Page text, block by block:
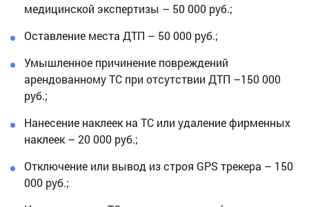
медицинской экспертизы – 50 000 руб.;
Оставление места ДТП – 50 000 руб.;
Умышленное причинение повреждений
арендованному ТС при отсутствии ДТП –150 000
руб.;
Нанесение наклеек на ТС или удаление фирменных
наклеек – 20 000 руб.;
Отключение или вывод из строя GPS трекера – 150
000 руб.;